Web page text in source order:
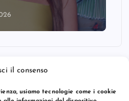
il consenso
usiamo tecnologie come i cookie